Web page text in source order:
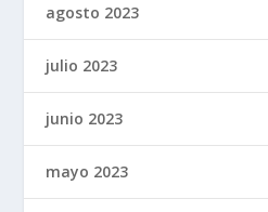
agosto 2023
julio 2023
junio 2023
mayo 2023